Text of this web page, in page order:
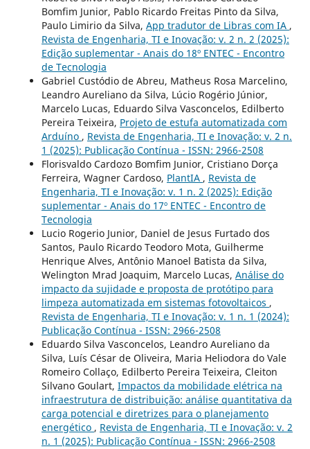
Bomfim Junior, Pablo Ricardo Freitas Pinto da Silva,
Paulo Limirio da Silva, App tradutor de Libras com IA ,
Revista de Engenharia, TI e Inovação: v. 2 n. 2 (2025):
Edição suplementar - Anais do 18º ENTEC - Encontro
de Tecnologia
Gabriel Custódio de Abreu, Matheus Rosa Marcelino,
Leandro Aureliano da Silva, Lúcio Rogério Júnior,
Marcelo Lucas, Eduardo Silva Vasconcelos, Edilberto
Pereira Teixeira, Projeto de estufa automatizada com
Arduíno , Revista de Engenharia, TI e Inovação: v. 2 n.
1 (2025): Publicação Contínua - ISSN: 2966-2508
Florisvaldo Cardozo Bomfim Junior, Cristiano Dorça
Ferreira, Wagner Cardoso, PlantIA , Revista de
Engenharia, TI e Inovação: v. 1 n. 2 (2025): Edição
suplementar - Anais do 17º ENTEC - Encontro de
Tecnologia
Lucio Rogerio Junior, Daniel de Jesus Furtado dos
Santos, Paulo Ricardo Teodoro Mota, Guilherme
Henrique Alves, Antônio Manoel Batista da Silva,
Welington Mrad Joaquim, Marcelo Lucas, Análise do
impacto da sujidade e proposta de protótipo para
limpeza automatizada em sistemas fotovoltaicos ,
Revista de Engenharia, TI e Inovação: v. 1 n. 1 (2024):
Publicação Contínua - ISSN: 2966-2508
Eduardo Silva Vasconcelos, Leandro Aureliano da
Silva, Luís César de Oliveira, Maria Heliodora do Vale
Romeiro Collaço, Edilberto Pereira Teixeira, Cleiton
Silvano Goulart, Impactos da mobilidade elétrica na
infraestrutura de distribuição: análise quantitativa da
carga potencial e diretrizes para o planejamento
energético , Revista de Engenharia, TI e Inovação: v. 2
n. 1 (2025): Publicação Contínua - ISSN: 2966-2508